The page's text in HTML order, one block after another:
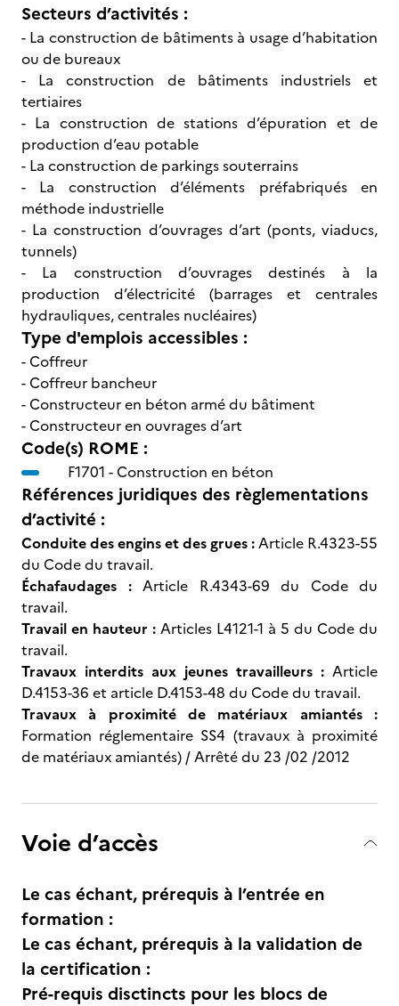
Secteurs d’activités :
- La construction de bâtiments à usage d’habitation
ou de bureaux
- La construction de bâtiments industriels et
tertiaires
- La construction de stations d’épuration et de
production d’eau potable
- La construction de parkings souterrains
- La construction d’éléments préfabriqués en
méthode industrielle
- La construction d’ouvrages d’art (ponts, viaducs,
tunnels)
- La construction d’ouvrages destinés à la
production d’électricité (barrages et centrales
hydrauliques, centrales nucléaires)
Type d'emplois accessibles :
- Coffreur
- Coffreur bancheur
- Constructeur en béton armé du bâtiment
- Constructeur en ouvrages d’art
Code(s) ROME :
F1701 -Construction en béton
Références juridiques des règlementations
d’activité :
Conduite des engins et des grues :Article R.4323-55
du Code du travail.
Échafaudages :Article R.4343-69 du Code du
travail.
Travail en hauteur : Articles L4121-1 à 5 du Code du
travail.
Travaux interdits aux jeunes travailleurs : Article
D.4153-36 et article D.4153-48 du Code du travail.
Travaux à proximité de matériaux amiantés :
Formation réglementaire SS4 (travaux à proximité
de matériaux amiantés) / Arrêté du 23 /02 /2012
Voie d’accès
Le cas échant, prérequis à l’entrée en
formation :
Le cas échant, prérequis à la validation de
la certification :
Pré-requis disctincts pour les blocs de